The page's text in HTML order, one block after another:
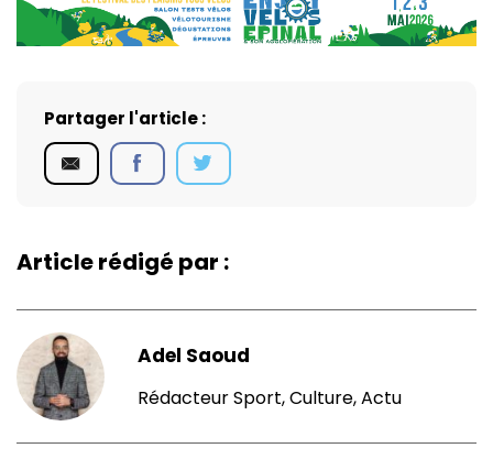
Partager l'article :
Article rédigé par :
Adel Saoud
Rédacteur Sport, Culture, Actu